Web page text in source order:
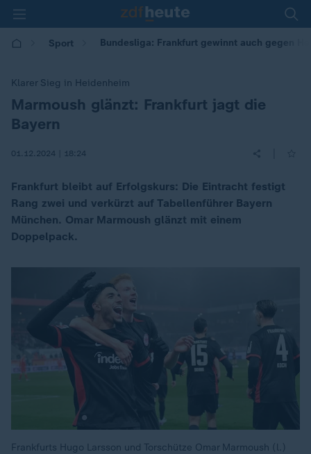
Sport Bundesliga: Frankfurt gewinnt auch gegen
Klarer Sieg in Heidenheim
:Marmoush glänzt: Frankfurt jagt die
Bayern
01.12.2024 | 18:24
Frankfurt bleibt auf Erfolgskurs: Die Eintracht festigt
Rang zwei und verkürzt auf Tabellenführer Bayern
München. Omar Marmoush glänzt mit einem
Doppelpack.
Frankfurts Hugo Larsson und Torschütze Omar Marmoush (l.)